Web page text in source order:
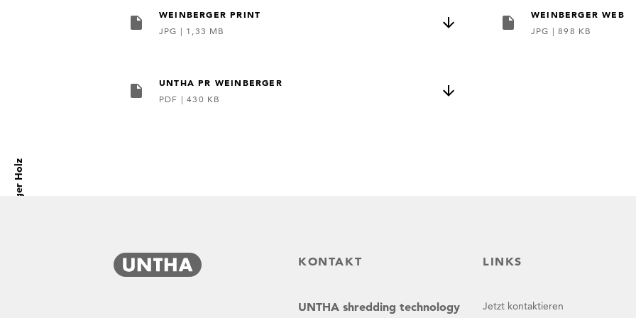
WEINBERGER PRINT
JPG | 1,33 MB
WEINBERGER WEB
JPG |898 KB
UNTHA PR WEINBERGER
PDF |430 KB
KONTAKT
UNTHA shredding technology
LINKS
Jetzt kontaktieren